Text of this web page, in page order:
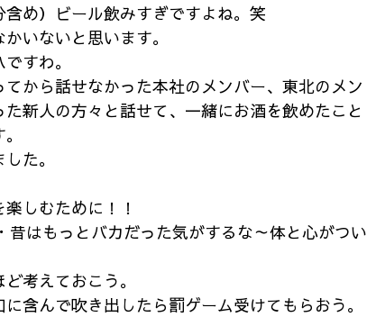
め）ビール飲みすぎですよね。笑
いないと思います。
すわ。
から話せなかった本社のメンバー、東北のメン
新人の方々と話せて、一緒にお酒を飲めたこと
た。
しむために！！
昔はもっとバカだった気がするな～体と心がつい
考えておこう。
含んで吹き出したら罰ゲーム受けてもらおう。